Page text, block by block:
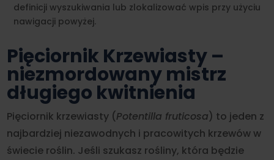
definicji wyszukiwania lub zlokalizować wpis przy użyciu
nawigacji powyżej.
Pięciornik Krzewiasty –
niezmordowany mistrz
długiego kwitnienia
Pięciornik krzewiasty (Potentilla fruticosa) to jeden z
najbardziej niezawodnych i pracowitych krzewów w
świecie roślin. Jeśli szukasz rośliny, która będzie